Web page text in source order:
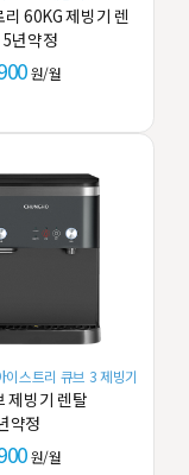
60KG 제빙기 렌
년약정
원/월
이스트리 큐브 3 제빙기
제빙기 렌탈
약정
원/월